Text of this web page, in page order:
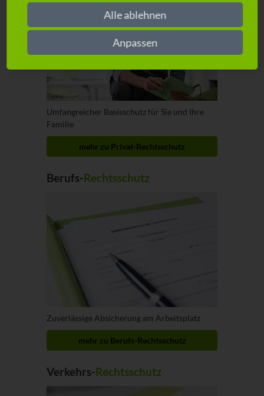
Umfangreicher Basisschutz für Sie und Ihre
Familie
mehr zu Privat-Rechtsschutz
Berufs-Rechtsschutz
Zuverlässige Absicherung am Arbeitsplatz
mehr zu Berufs-Rechtsschutz
Verkehrs-Rechtsschutz
Alle ablehnen
Anpassen